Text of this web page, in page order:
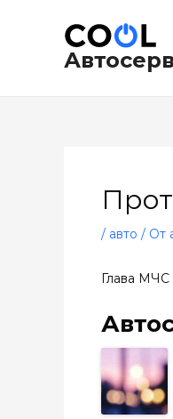
содержимому
/ авто / От
Глава МЧС
по
записям